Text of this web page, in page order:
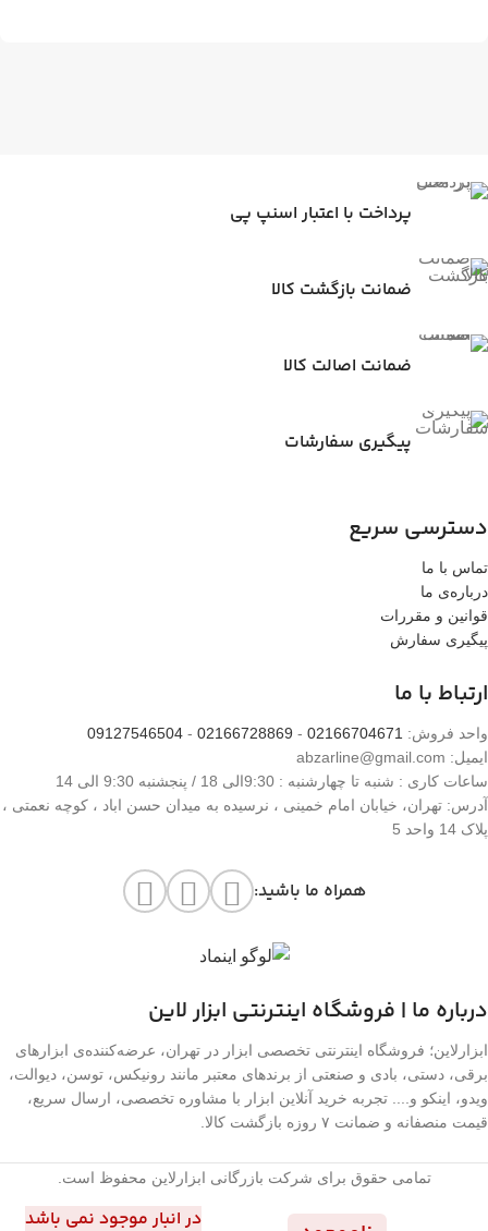
در انبار موجود نمی باشد
پرداخت با اعتبار اسنپ پی
ضمانت بازگشت کالا
ضمانت اصالت کالا
پیگیری سفارشات
دسترسی سریع
تماس با ما
درباره‌ی ما
قوانین و مقررات
پیگیری سفارش
ارتباط با ما
واحد فروش: 02166704671
-
02166728869
-
09127546504
ایمیل: abzarline@gmail.com
ساعات کاری : شنبه تا چهارشنبه : 9:30الی 18 / پنجشنبه 9:30 الی 14
آدرس: تهران، خیابان امام خمینی ، نرسیده به میدان حسن اباد ، کوچه نعمتی ،
پلاک 14 واحد 5
همراه ما باشید:
درباره ما | فروشگاه اینترنتی ابزار لاین
ابزارلاین؛ فروشگاه اینترنتی تخصصی ابزار در تهران، عرضه‌کننده‌ی ابزارهای
برقی، دستی، بادی و صنعتی از برندهای معتبر مانند رونیکس، توسن، دیوالت،
ویدو، اینکو و.... تجربه خرید آنلاین ابزار با مشاوره تخصصی، ارسال سریع،
قیمت منصفانه و ضمانت ۷ روزه بازگشت کالا.
تمامی حقوق برای شرکت بازرگانی ابزارلاین محفوظ است.